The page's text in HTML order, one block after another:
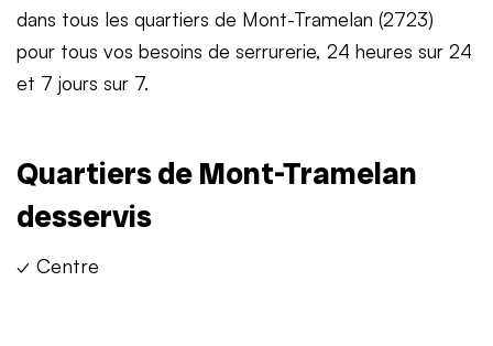
dans tous les quartiers de Mont-Tramelan (2723)
pour tous vos besoins de serrurerie, 24 heures sur 24
et 7 jours sur 7.
Quartiers de Mont-Tramelan
desservis
✓ Centre